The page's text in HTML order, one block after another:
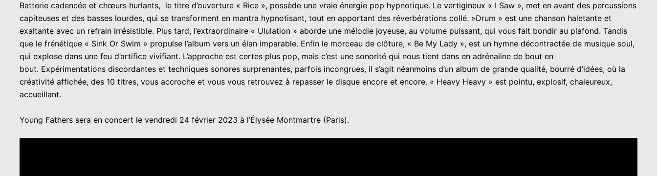
Batterie cadencée et chœurs hurlants, le titre d’ouverture « Rice », possède une vraie énergie pop hypnotique. Le vertigineux « I Saw », met en avant des percussions
capiteuses et des basses lourdes, qui se transforment en mantra hypnotisant, tout en apportant des réverbérations collé. »Drum » est une chanson haletante et
exaltante avec un refrain irrésistible. Plus tard, l’extraordinaire « Ululation » aborde une mélodie joyeuse, au volume puissant, qui vous fait bondir au plafond. Tandis
que le frénétique « Sink Or Swim » propulse l’album vers un élan imparable. Enfin le morceau de clôture, « Be My Lady », est un hymne décontractée de musique soul,
qui explose dans une feu d’artifice vivifiant. L’approche est certes plus pop, mais c’est une sonorité qui nous tient dans en adrénaline de bout en
bout. Expérimentations discordantes et techniques sonores surprenantes, parfois incongrues, il s’agit néanmoins d’un album de grande qualité, bourré d’idées, où la
créativité affichée, des 10 titres, vous accroche et vous vous retrouvez à repasser le disque encore et encore. « Heavy Heavy » est pointu, explosif, chaleureux,
accueillant.
Young Fathers sera en concert le vendredi 24 février 2023 à l’Élysée Montmartre (Paris).